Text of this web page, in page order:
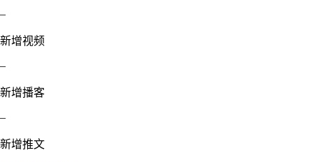
–
新增视频
–
新增播客
–
新增推文